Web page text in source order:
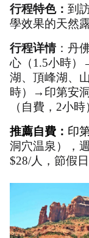
行程特色： 到
學效果的天然
行程详情：丹
心（1.5小時）
湖、頂峰湖、
時）→印第安
（自費，2小
推薦自費： 印
洞穴温泉 ），
$28/人，節假